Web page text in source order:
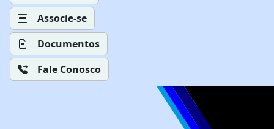
Associe-se
Documentos
Fale Conosco